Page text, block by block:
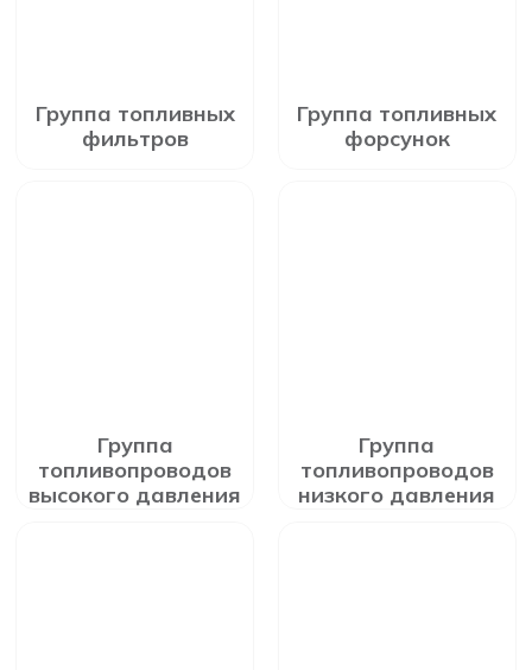
Группа топливных
фильтров
Группа топливных
форсунок
Группа
топливопроводов
высокого давления
Группа
топливопроводов
низкого давления